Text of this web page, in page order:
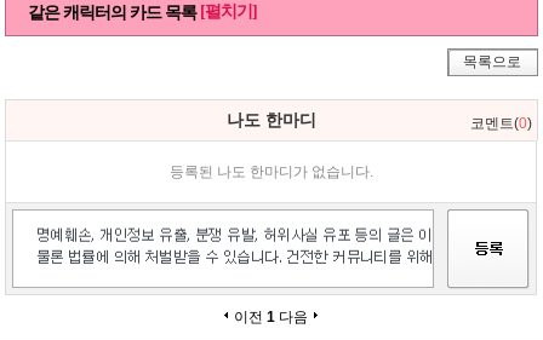
같은 캐릭터의 카드 목록 [펼치기]
목록으로
나도 한마디 코멘트(0)
등록된 나도 한마디가 없습니다.
이전 1 다음